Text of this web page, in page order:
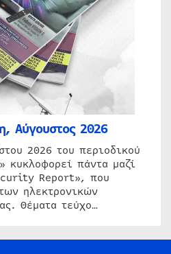
Αύγουστος 2026
2026 του περιοδικού
κυκλοφορεί πάντα μαζί
Report», που
ηλεκτρονικών
Θέματα τεύχο…